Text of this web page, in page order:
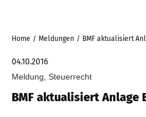
Home / Meldungen /
04.10.2016
Meldung, Steuerrecht
BMF aktualisiert Anlage